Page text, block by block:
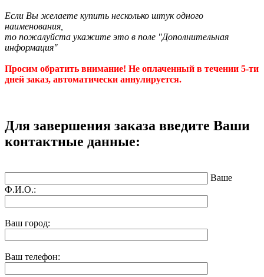
Если Вы желаете купить несколько штук одного
наименования,
то пожалуйста укажите это в поле "Дополнительная
информация"
Просим обратить внимание! Не оплаченный в течении 5-ти
дней заказ, автоматически аннулируется.
Для завершения заказа введите Ваши
контактные данные:
Ваше
Ф.И.О.:
Ваш город:
Ваш телефон: